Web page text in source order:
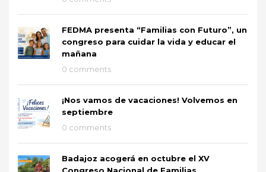
FEDMA presenta “Familias con Futuro”, un
congreso para cuidar la vida y educar el
mañana
0 comments
¡Nos vamos de vacaciones! Volvemos en
septiembre
0 comments
Badajoz acogerá en octubre el XV
Congreso Nacional de Familias